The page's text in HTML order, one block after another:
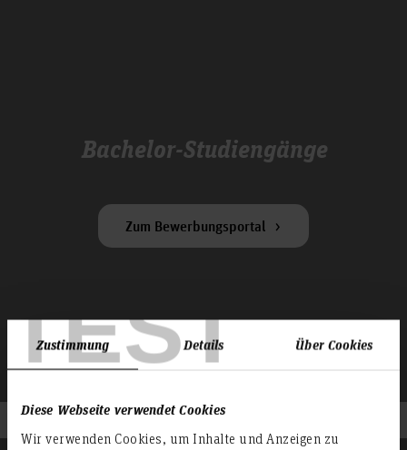
TEST
Zustimmung Details Über Cookies
Diese Webseite verwendet Cookies
Wir verwenden Cookies, um Inhalte und Anzeigen zu
Bachelor-Studiengänge
Zum Bewerbungsportal